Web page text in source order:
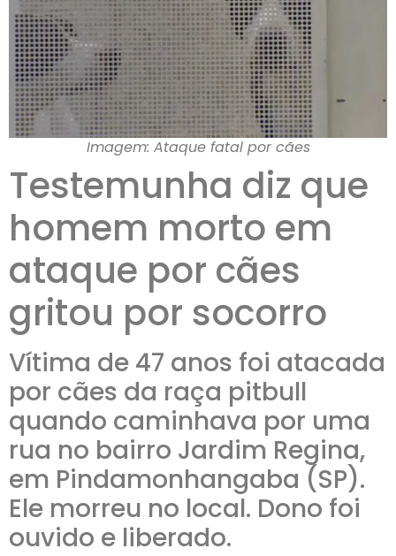
Imagem: Ataque fatal por cães
Testemunha diz que
homem morto em
ataque por cães
gritou por socorro
Vítima de 47 anos foi atacada
por cães da raça pitbull
quando caminhava por uma
rua no bairro Jardim Regina,
em Pindamonhangaba (SP).
Ele morreu no local. Dono foi
ouvido e liberado.